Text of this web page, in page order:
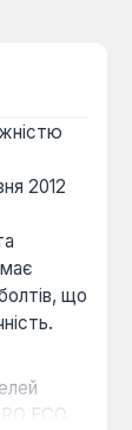
2012
що
ECO,